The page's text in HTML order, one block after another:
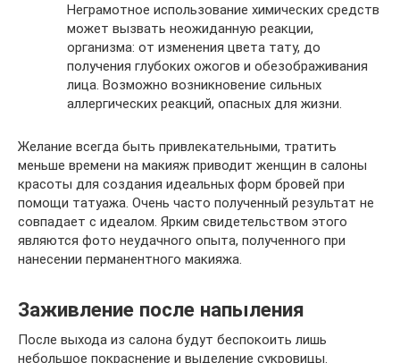
Неграмотное использование химических средств
может вызвать неожиданную реакции,
организма: от изменения цвета тату, до
получения глубоких ожогов и обезображивания
лица. Возможно возникновение сильных
аллергических реакций, опасных для жизни.
Желание всегда быть привлекательными, тратить
меньше времени на макияж приводит женщин в салоны
красоты для создания идеальных форм бровей при
помощи татуажа. Очень часто полученный результат не
совпадает с идеалом. Ярким свидетельством этого
являются фото неудачного опыта, полученного при
нанесении перманентного макияжа.
Заживление после напыления
После выхода из салона будут беспокоить лишь
небольшое покраснение и выделение сукровицы.